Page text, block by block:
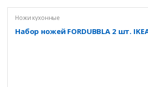
Ножи кухонные
Набор ножей FORDUBBLA 2 шт.